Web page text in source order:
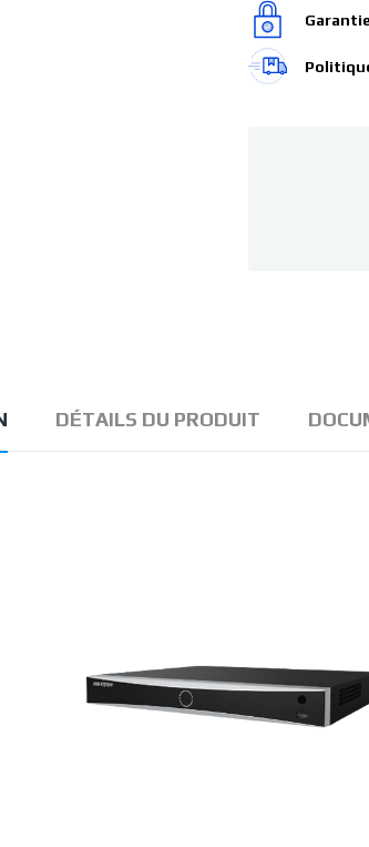
DÉTAILS DU PRODUIT